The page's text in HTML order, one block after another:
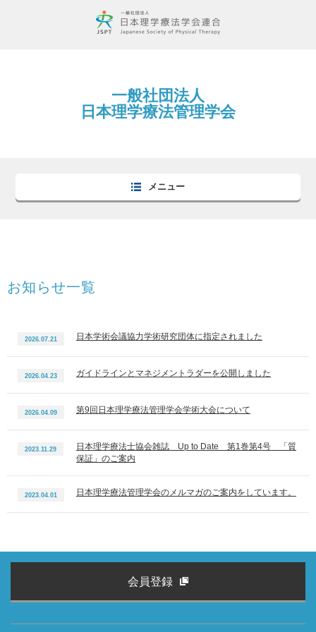
一般社団法人
日本理学療法管理学会
メニュー
お知らせ一覧
2026.07.21 日本学術会議協力学術研究団体に指定されました
2026.04.23 ガイドラインとマネジメントラダーを公開しました
2026.04.09 第9回日本理学療法管理学会学術大会について
2023.11.29
日本理学療法士協会雑誌 Up to Date 第1巻第4号 「質
保証」のご案内
2023.04.01 日本理学療法管理学会のメルマガのご案内をしています。
会員登録